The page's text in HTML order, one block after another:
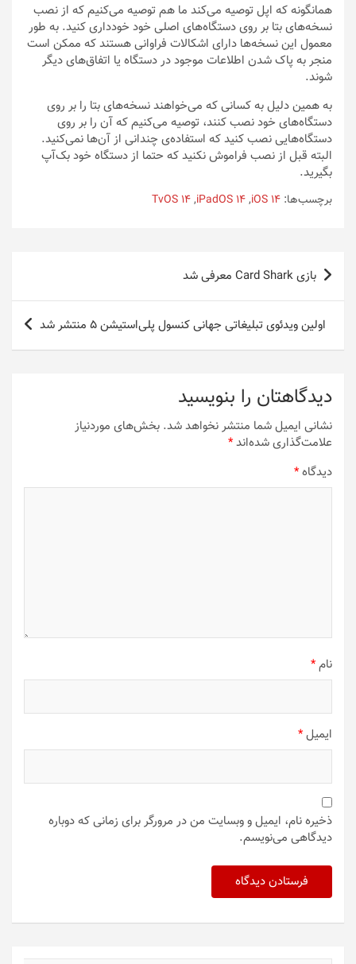
همانگونه که اپل توصیه می‌کند ما هم توصیه می‌کنیم که از نصب
نسخه‌های بتا بر روی دستگاه‌های اصلی خود خودداری کنید. به طور
معمول این نسخه‌ها دارای اشکالات فراوانی هستند که ممکن است
منجر به پاک شدن اطلاعات موجود در دستگاه یا اتفاق‌های دیگر
شوند.
به همین دلیل به کسانی که می‌خواهند نسخه‌های بتا را بر روی
دستگاه‌های خود نصب کنند، توصیه می‌کنیم که آن را بر روی
دستگاه‌هایی نصب کنید که استفاده‌ی چندانی از آن‌ها نمی‌کنید.
البته قبل از نصب فراموش نکنید که حتما از دستگاه خود بک‌آپ
بگیرید.
برچسب‌ها: iOS 14
,
iPadOS 14
,
TvOS 14
راهبری
نوشته
بازی Card Shark معرفی شد
اولین ویدئوی تبلیغاتی جهانی کنسول پلی‌استیشن 5 منتشر شد
دیدگاهتان را بنویسید
نشانی ایمیل شما منتشر نخواهد شد. بخش‌های موردنیاز
علامت‌گذاری شده‌اند*
دیدگاه*
نام*
ایمیل*
ذخیره نام، ایمیل و وبسایت من در مرورگر برای زمانی که دوباره
دیدگاهی می‌نویسم.